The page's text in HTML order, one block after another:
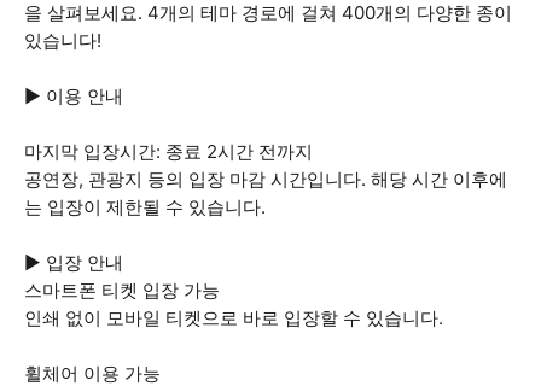
을 살펴보세요. 4개의 테마 경로에 걸쳐 400개의 다양한 종이
있습니다!
▶ 이용 안내
마지막 입장시간: 종료 2시간 전까지
공연장, 관광지 등의 입장 마감 시간입니다. 해당 시간 이후에
는 입장이 제한될 수 있습니다.
▶ 입장 안내
스마트폰 티켓 입장 가능
인쇄 없이 모바일 티켓으로 바로 입장할 수 있습니다.
휠체어 이용 가능